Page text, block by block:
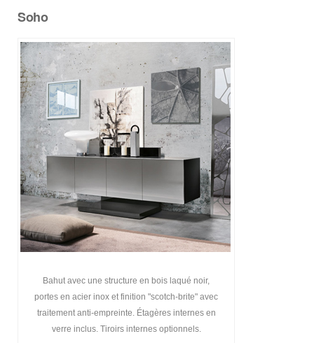
Soho
Bahut avec une structure en bois laqué noir,
portes en acier inox et finition "scotch-brite" avec
traitementanti-empreinte. Étagères internes en
verre inclus. Tiroirs internes optionnels.